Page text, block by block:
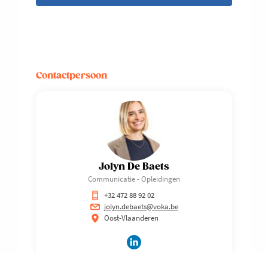
Contactpersoon
Jolyn De Baets
Communicatie - Opleidingen
+32 472 88 92 02
jolyn.debaets@voka.be
Oost-Vlaanderen